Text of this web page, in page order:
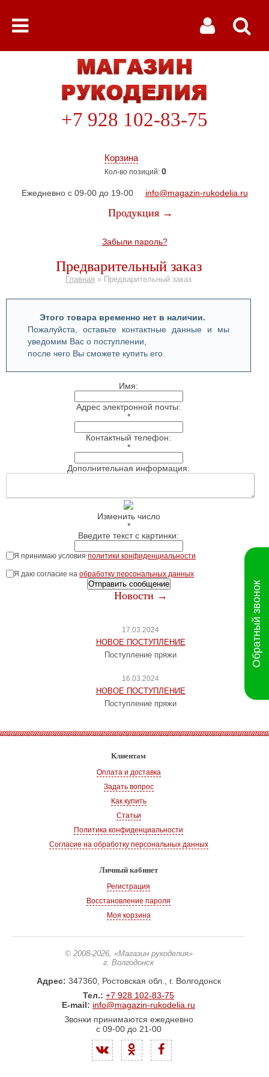
Корзина
Кол-во позиций: 0
+7 928 102-83-75
Ежедневно с 09-00 до 19-00 info@magazin-rukodelia.ru
Продукция →
Забыли пароль?
Предварительный заказ
Главная » Предварительный заказ
Этого товара временно нет в наличии.
Пожалуйста, оставьте контактные данные и мы
уведомим Вас о поступлении,
после чего Вы сможете купить его.
Имя:
Адрес электронной почты:
*
Контактный телефон:
*
Дополнительная информация:
Изменить число
*
Введите текст с картинки:
Я принимаю условия политики конфиденциальности
Я даю согласие на обработку персональных данных
Отправить сообщение
Новости →
17.03.2024
НОВОЕ ПОСТУПЛЕНИЕ
Поступление пряжи
16.03.2024
НОВОЕ ПОСТУПЛЕНИЕ
Поступление пряжи
Клиентам
Оплата и доставка
Задать вопрос
Как купить
Статьи
Политика конфиденциальности
Согласие на обработку персональных данных
Личный кабинет
Регистрация
Восстановление пароля
Моя корзина
© 2008-2026, «Магазин рукоделия»
г. Волгодонск
Адрес: 347360, Ростовская обл., г. Волгодонск
Тел.: +7 928 102-83-75
E-mail: info@magazin-rukodelia.ru
Звонки принимаются ежедневно
с 09-00 до 21-00
Обратный звонок